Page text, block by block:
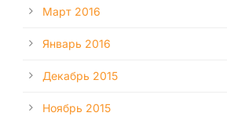
Март 2016
Январь 2016
Декабрь 2015
Ноябрь 2015